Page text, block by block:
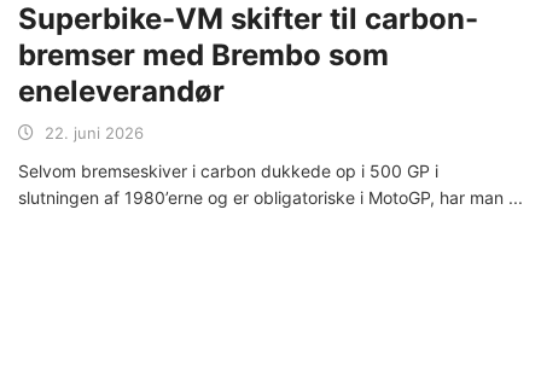
Superbike-VM skifter til carbon-
bremser med Brembo som
eneleverandør
22. juni 2026
Selvom bremseskiver i carbon dukkede op i 500 GP i
slutningen af 1980’erne og er obligatoriske i MotoGP, har man